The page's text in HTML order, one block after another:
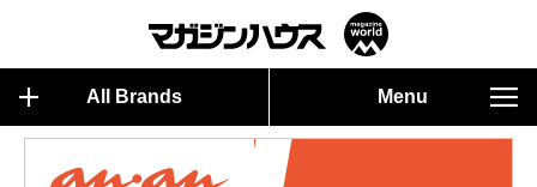
All Brands Menu